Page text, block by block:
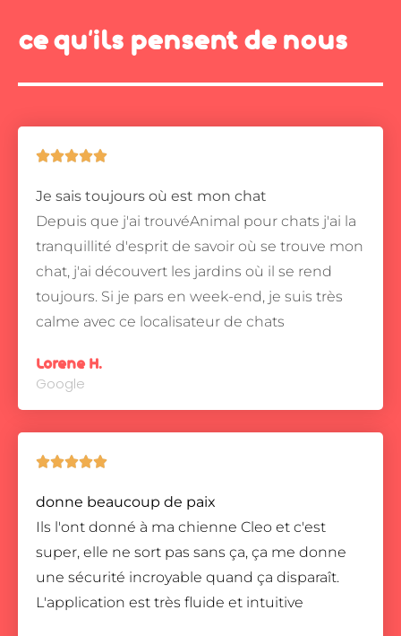
ce qu'ils pensent de nous

Je sais toujours où est mon chat
Depuis que j'ai trouvéAnimal pour chats j'ai la
tranquillité d'esprit de savoir où se trouve mon
chat, j'ai découvert les jardins où il se rend
toujours. Si je pars en week-end, je suis très
calme avec ce localisateur de chats
Lorene H.
Google

donne beaucoup de paix
Ils l'ont donné à ma chienne Cleo et c'est
super, elle ne sort pas sans ça, ça me donne
une sécurité incroyable quand ça disparaît.
L'application est très fluide et intuitive